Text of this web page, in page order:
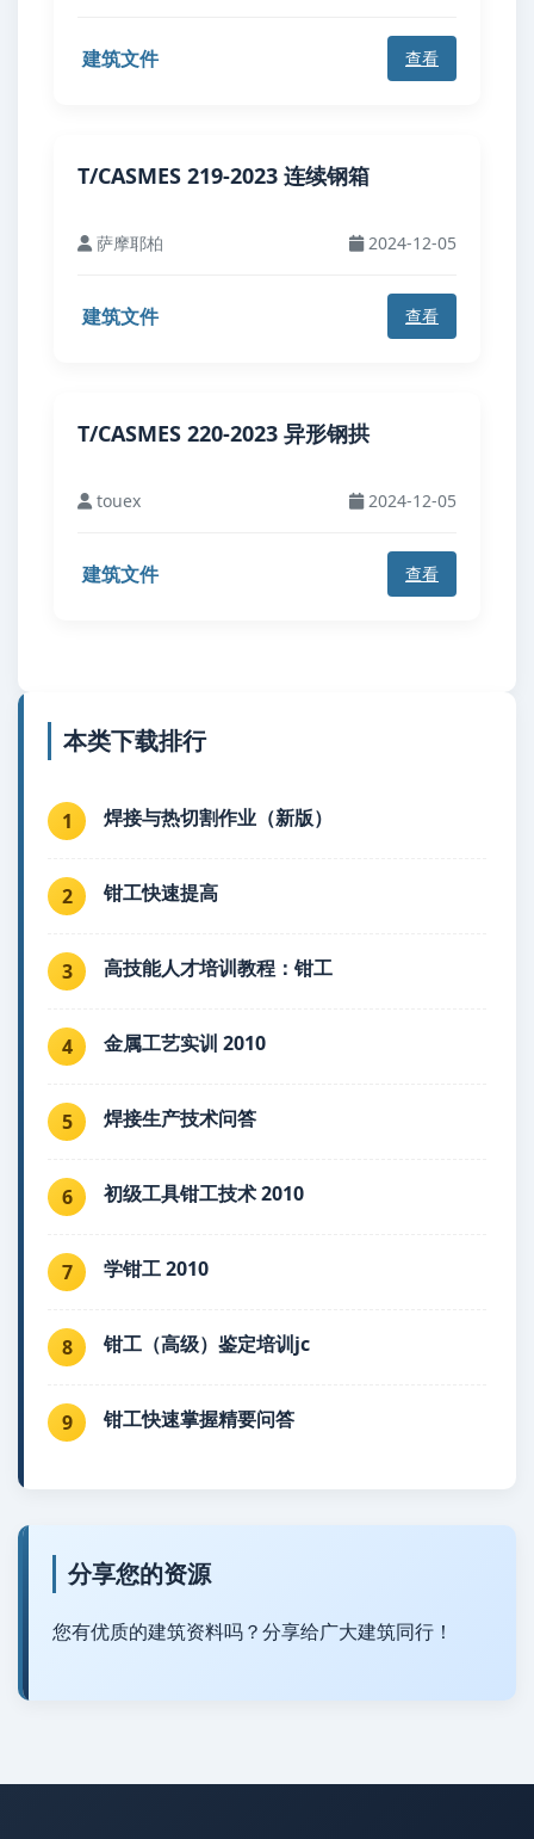
建筑文件 查看
T/CASMES 219-2023 连续钢箱
萨摩耶柏 2024-12-05
建筑文件 查看
T/CASMES 220-2023 异形钢拱
touex 2024-12-05
建筑文件 查看
本类下载排行
1 焊接与热切割作业（新版）
2 钳工快速提高
3 高技能人才培训教程：钳工
4 金属工艺实训 2010
5 焊接生产技术问答
6 初级工具钳工技术 2010
7 学钳工 2010
8 钳工（高级）鉴定培训jc
9 钳工快速掌握精要问答
分享您的资源
您有优质的建筑资料吗？分享给广大建筑同行！